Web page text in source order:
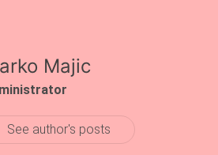
Majic
See author's posts